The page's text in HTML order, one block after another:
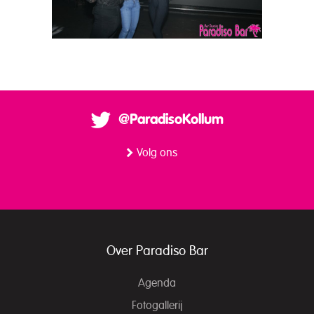
@ParadisoKollum
Volg ons
Over Paradiso Bar
Agenda
Fotogallerij